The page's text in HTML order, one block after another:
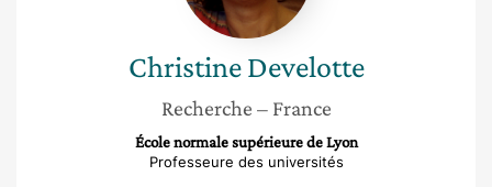
Christine Develotte
Recherche – France
École normale supérieure de Lyon
Professeure des universités